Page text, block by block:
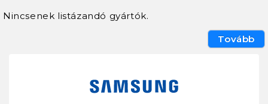
Nincsenek listázandó gyártók.
Tovább